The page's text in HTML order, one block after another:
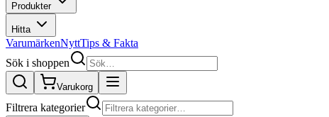
Produkter
Hitta
VarumärkenNyttTips & Fakta
Sök i shoppen
Varukorg
Filtrera kategorier